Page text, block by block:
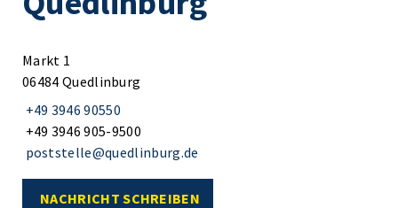
Markt 1
06484 Quedlinburg
+49 3946 90550
+49 3946 905-9500
poststelle@quedlinburg.de
NACHRICHT SCHREIBEN